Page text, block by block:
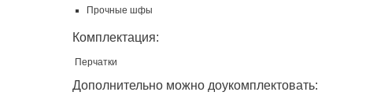
Прочные шфы
Комплектация:
Перчатки
Дополнительно можно доукомплектовать: